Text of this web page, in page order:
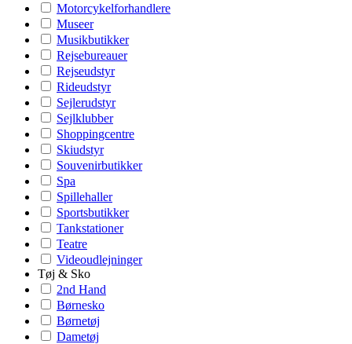
Motorcykelforhandlere
Museer
Musikbutikker
Rejsebureauer
Rejseudstyr
Rideudstyr
Sejlerudstyr
Sejlklubber
Shoppingcentre
Skiudstyr
Souvenirbutikker
Spa
Spillehaller
Sportsbutikker
Tankstationer
Teatre
Videoudlejninger
Tøj & Sko
2nd Hand
Børnesko
Børnetøj
Dametøj